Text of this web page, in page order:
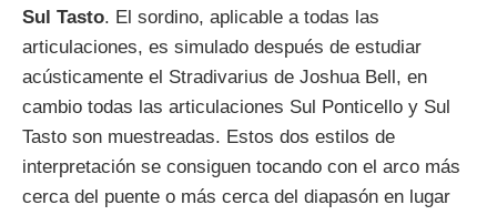
Sul Tasto. El sordino, aplicable a todas las
articulaciones, es simulado después de estudiar
acústicamente el Stradivarius de Joshua Bell, en
cambio todas las articulaciones Sul Ponticello y Sul
Tasto son muestreadas. Estos dos estilos de
interpretación se consiguen tocando con el arco más
cerca del puente o más cerca del diapasón en lugar